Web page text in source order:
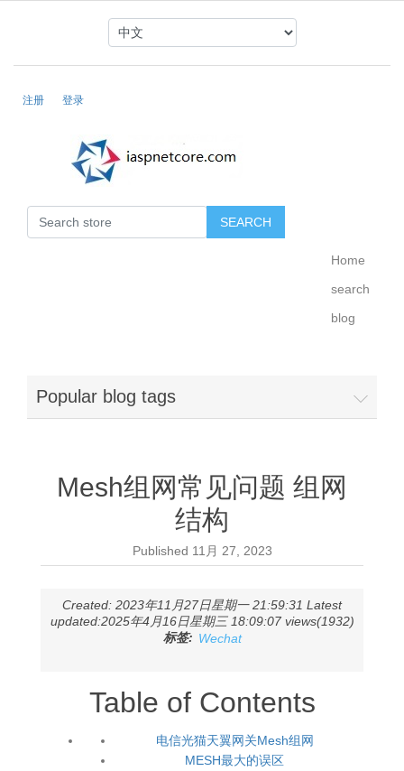
注册 登录
Home
search
blog
Popular blog tags
Mesh组网常见问题 组网
结构
Published 11月 27, 2023
Created: 2023年11月27日星期一 21:59:31 Latest
updated:2025年4月16日星期三 18:09:07 views(1932)
标签: Wechat
Table of Contents
电信光猫天翼网关Mesh组网
MESH最大的误区